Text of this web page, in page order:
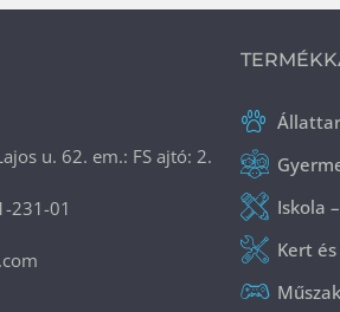
u. 62. em.: FS ajtó: 2.
231-01
Iskola
Kert